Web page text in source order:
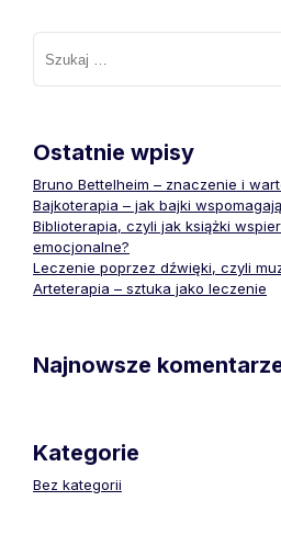
Szukaj:
Ostatnie wpisy
Bruno Bettelheim – znaczenie i
Bajkoterapia – jak bajki
Biblioterapia, czyli jak książki
emocjonalne?
Leczenie poprzez dźwięki, czyli
Arteterapia – sztuka jako leczenie
Najnowsze
Kategorie
Bez kategorii